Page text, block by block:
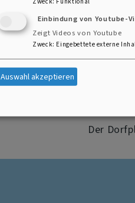
Der
Einbindung von Youtube-
Zeigt Videos von Youtube
Zweck: Eingebettete externe
Auswahl akzeptieren